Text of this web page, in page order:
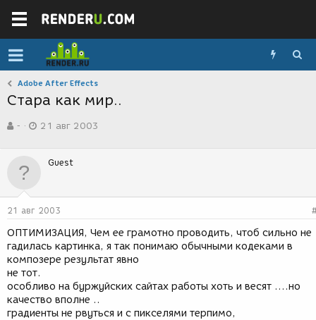
Adobe After Effects
Стара как мир..
в
р
м
-
а
д
н
и
я
21 авг 2003
Guest
21 авг 2003
ОПТИМИЗАЦИЯ, Чем ее грамотно проводить, чтоб сильно не
гадилась картинка, я так понимаю обычными кодеками в
композере результат явно
не тот.
особливо на буржуйских сайтах работы хоть и весят ....но
качество вполне ..
градиенты не рвуться и с пикселями терпимо,